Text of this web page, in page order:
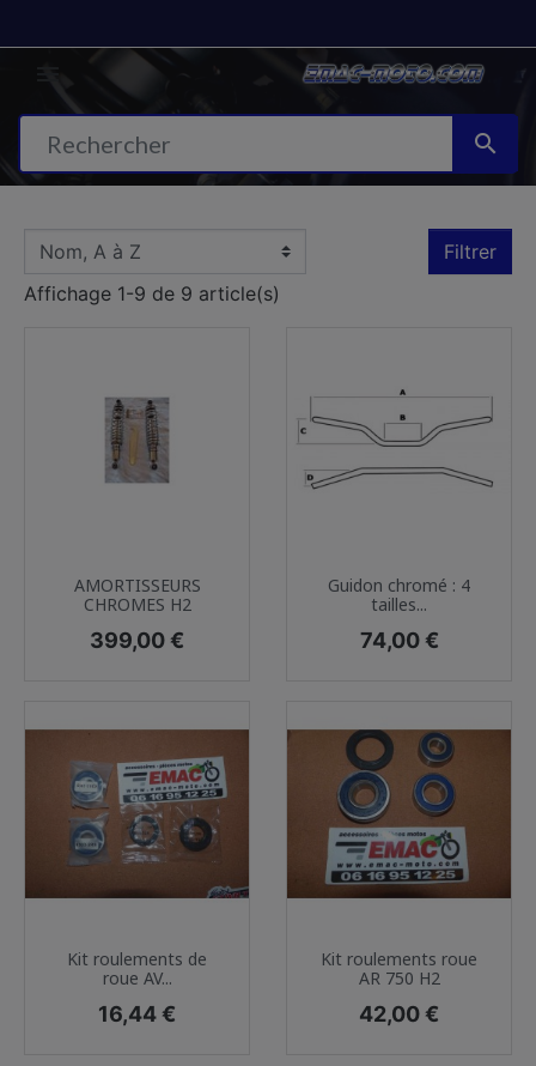

Filtrer
Affichage 1-9 de 9 article(s)
AMORTISSEURS
CHROMES H2
Prix
399,00 €
Guidon chromé : 4
tailles...
Prix
74,00 €
Kit roulements de
roue AV...
Prix
16,44 €
Kit roulements roue
AR 750 H2
Prix
42,00 €